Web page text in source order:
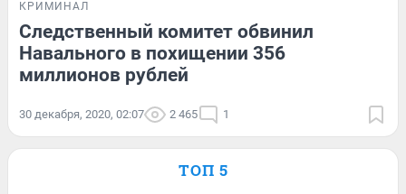
КРИМИНАЛ
Следственный комитет обвинил
Навального в похищении 356
миллионов рублей
30 декабря, 2020, 02:07 2 465 1
ТОП 5